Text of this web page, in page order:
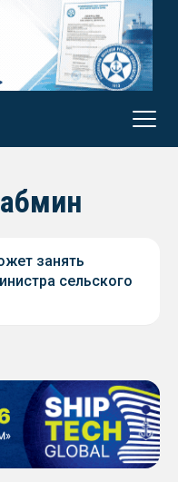
занять
сельского